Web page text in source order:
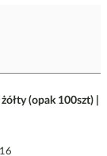
(opak 100szt) |